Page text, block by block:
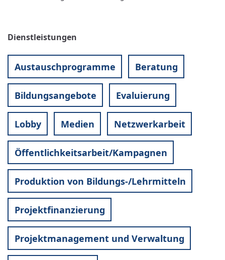
Dienstleistungen
Austauschprogramme Beratung
Bildungsangebote Evaluierung
Lobby Medien Netzwerkarbeit
Öffentlichkeitsarbeit/Kampagnen
Produktion von Bildungs-/Lehrmitteln
Projektfinanzierung
Projektmanagement und Verwaltung